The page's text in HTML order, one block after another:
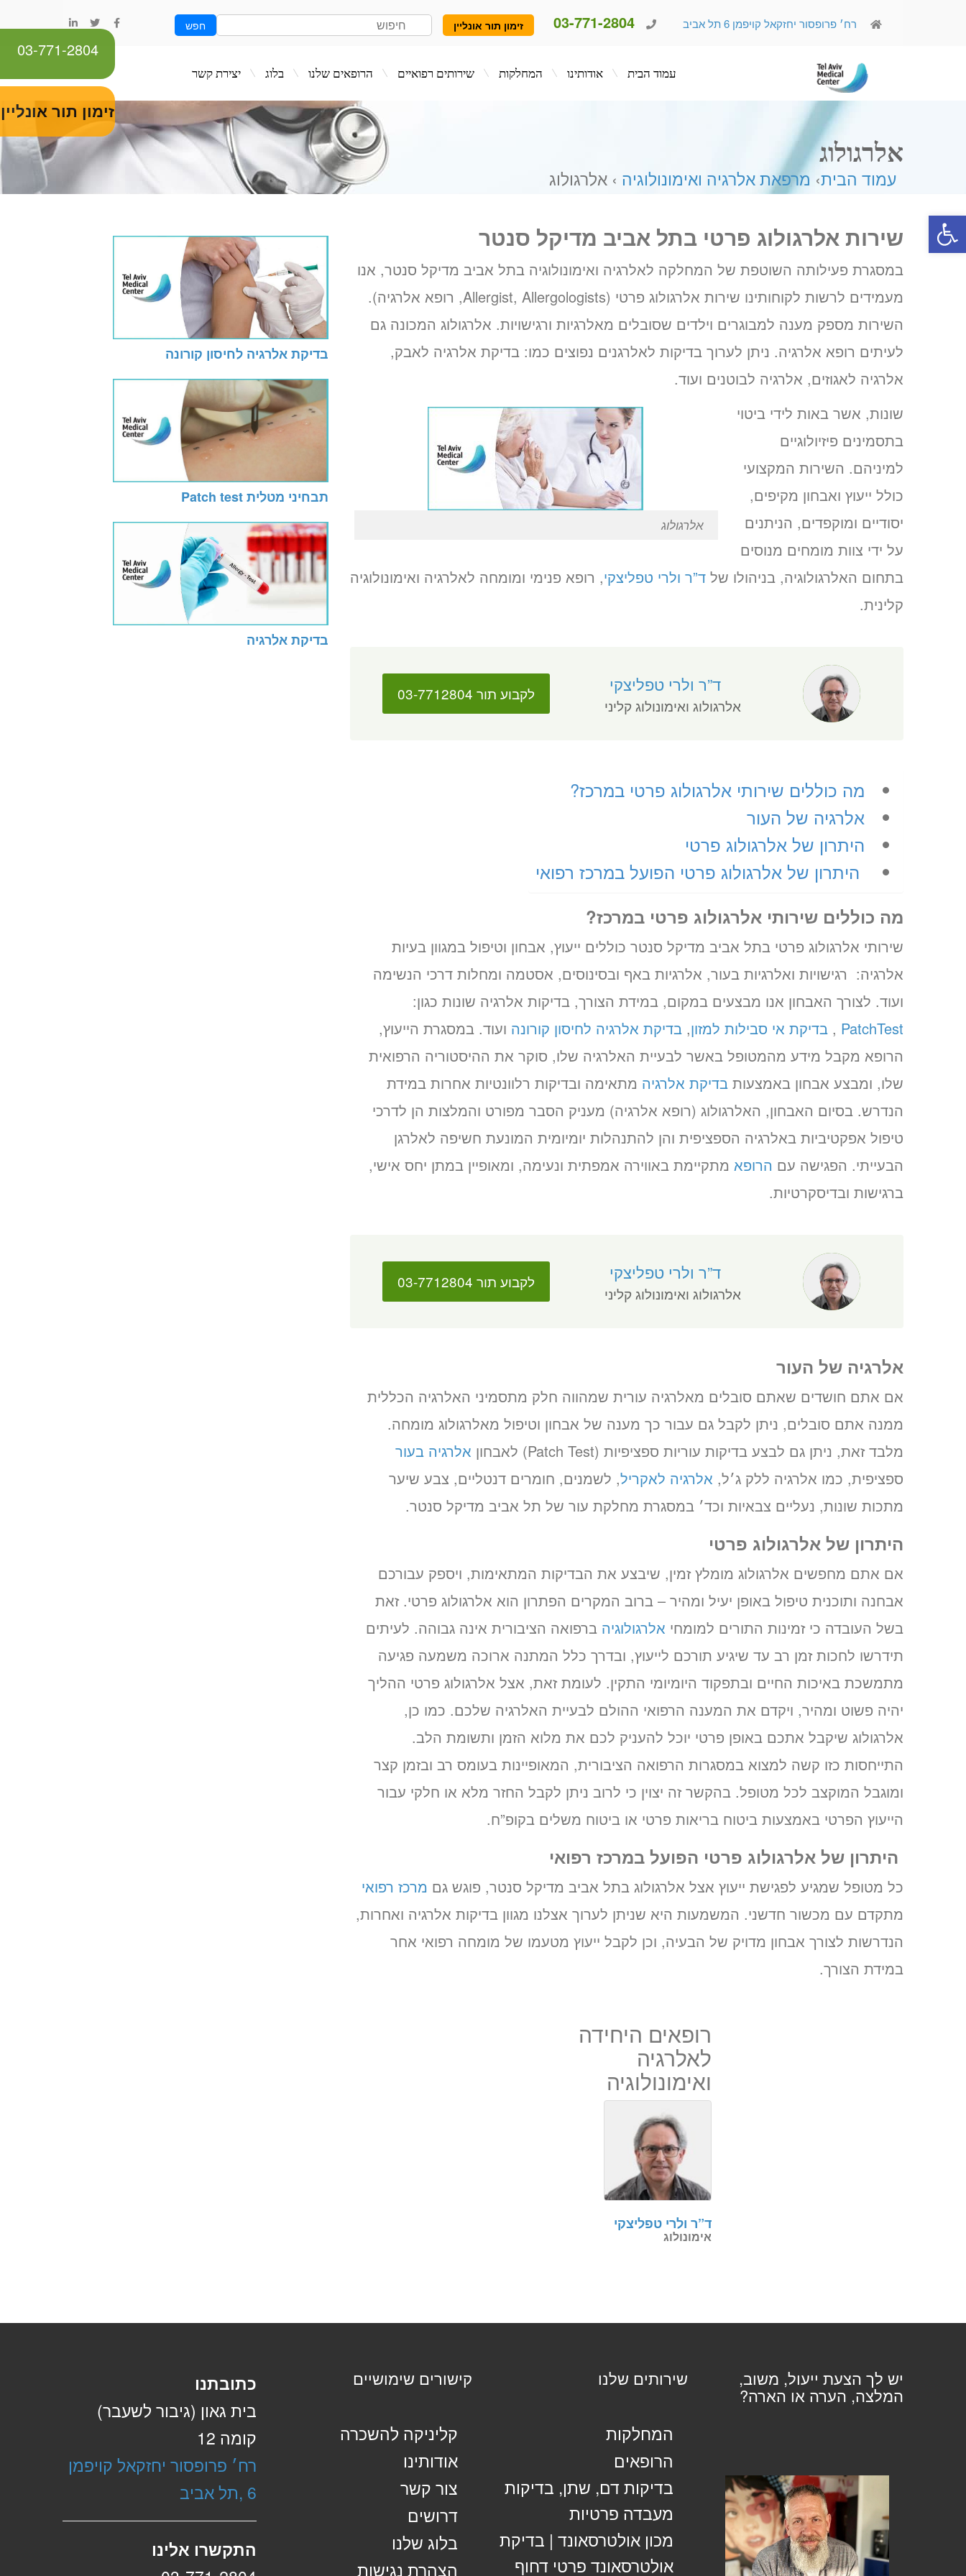
פתח סרגל נגישות
רח׳ פרופסור יחזקאל קויפמן 6 תל אביב 03-771-2804 זימון תור אונליין חפש
אלרגולוג
עמוד הבית› מרפאת אלרגיה ואימונולוגיה › אלרגולוג
שירות אלרגולוג פרטי בתל אביב מדיקל סנטר
במסגרת פעילותה השוטפת של המחלקה לאלרגיה ואימונולוגיה בתל אביב מדיקל סנטר, אנו
מעמידים לרשות לקוחותינו שירות אלרגולוג פרטי (Allergist, Allergologists, רופא אלרגיה).
השירות מספק מענה למבוגרים וילדים שסובלים מאלרגיות ורגישויות. אלרגולוג המכונה גם
לעיתים רופא אלרגיה. ניתן לערוך בדיקות לאלרגנים נפוצים כמו: בדיקת אלרגיה לאבק,
אלרגיה לאגוזים, אלרגיה לבוטנים ועוד.
אלרגולוג
שונות, אשר באות לידי ביטוי
בתסמינים פיזיולוגיים
למיניהם. השירות המקצועי
כולל ייעוץ ואבחון מקיפים,
יסודיים ומוקפדים, הניתנים
על ידי צוות מומחים מנוסים
בתחום האלרגולוגיה, בניהולו של ד”ר ולרי טפליצקי, רופא פנימי ומומחה לאלרגיה ואימונולוגיה
קלינית.
ד”ר ולרי טפליצקי
אלרגולוג ואימונולוג קליני
לקבוע תור 03-7712804
מה כוללים שירותי אלרגולוג פרטי במרכז?
אלרגיה של העור
היתרון של אלרגולוג פרטי
היתרון של אלרגולוג פרטי הפועל במרכז רפואי
מה כוללים שירותי אלרגולוג פרטי במרכז?
שירותי אלרגולוג פרטי בתל אביב מדיקל סנטר כוללים ייעוץ, אבחון וטיפול במגוון בעיות
אלרגיה: רגישויות ואלרגיות בעור, אלרגיות באף ובסינוסים, אסטמה ומחלות דרכי הנשימה
ועוד. לצורך האבחון אנו מבצעים במקום, במידת הצורך, בדיקות אלרגיה שונות כגון:
PatchTest
, בדיקת אי סבילות למזון, בדיקת אלרגיה לחיסון קורונה ועוד. במסגרת הייעוץ,
הרופא מקבל מידע מהמטופל באשר לבעיית האלרגיה שלו, סוקר את ההיסטוריה הרפואית
שלו, ומבצע אבחון באמצעות בדיקת אלרגיה מתאימה ובדיקות רלוונטיות אחרות במידת
הנדרש. בסיום האבחון, האלרגולוג (רופא אלרגיה) מעניק הסבר מפורט והמלצות הן לדרכי
טיפול אפקטיביות באלרגיה הספציפית והן להתנהלות יומיומית המונעת חשיפה לאלרגן
הבעייתי. הפגישה עם הרופא מתקיימת באווירה אמפתית ונעימה, ומאופיין במתן יחס אישי,
ברגישות ובדיסקרטיות.
ד”ר ולרי טפליצקי
אלרגולוג ואימונולוג קליני
לקבוע תור 03-7712804
אלרגיה של העור
אם אתם חושדים שאתם סובלים מאלרגיה עורית שמהווה חלק מתסמיני האלרגיה הכללית
ממנה אתם סובלים, ניתן לקבל גם עבור כך מענה של אבחון וטיפול מאלרגולוג מומחה.
מלבד זאת, ניתן גם לבצע בדיקות עוריות ספציפיות (Patch Test) לאבחון
אלרגיה בעור
ספציפית, כמו אלרגיה ללק ג׳ל, אלרגיה לאקריל, לשמנים, חומרים דנטליים, צבע שיער
מתכות שונות, נעליים צבאיות וכד׳ במסגרת מחלקת עור של תל אביב מדיקל סנטר.
היתרון של אלרגולוג פרטי
אם אתם מחפשים אלרגולוג מומלץ זמין, שיבצע את הבדיקות המתאימות, ויספק עבורכם
אבחנה ותוכנית טיפול באופן יעיל ומהיר – ברוב המקרים הפתרון הוא אלרגולוג פרטי. זאת
בשל העובדה כי זמינות התורים למומחי אלרגולוגיה ברפואה הציבורית אינה גבוהה. לעיתים
תידרשו לחכות זמן רב עד שיגיע תורכם לייעוץ, ובדרך כלל המתנה ארוכה משמעה פגיעה
מתמשכת באיכות החיים ובתפקוד היומיומי התקין. לעומת זאת, אצל אלרגולוג פרטי ההליך
יהיה פשוט ומהיר, ויקדם את המענה הרפואי ההולם לבעיית האלרגיה שלכם. כמו כן,
אלרגולוג שיקבל אתכם באופן פרטי יוכל להעניק לכם את מלוא הזמן ותשומת הלב.
התייחסות כזו קשה למצוא במסגרות הרפואה הציבורית, המאופיינות בעומס רב ובזמן קצר
ומוגבל המוקצב לכל מטופל. בהקשר זה יצוין כי לרוב ניתן לקבל החזר מלא או חלקי עבור
הייעוץ הפרטי באמצעות ביטוח בריאות פרטי או ביטוח משלים בקופ”ח.
היתרון של אלרגולוג פרטי הפועל במרכז רפואי
כל מטופל שמגיע לפגישת ייעוץ אצל אלרגולוג בתל אביב מדיקל סנטר, פוגש גם מרכז רפואי
מתקדם עם מכשור חדשני. המשמעות היא שניתן לערוך אצלנו מגוון בדיקות אלרגיה ואחרות,
הנדרשות לצורך אבחון מדויק של הבעיה, וכן לקבל ייעוץ מטעמו של מומחה רפואי אחר
במידת הצורך.
רופאים היחידה
לאלרגיה
ואימונולוגיה
ד”ר ולרי טפליצקי
אימונולוג
בדיקת אלרגיה לחיסון קורונה
תבחיני מטלית Patch test
בדיקת אלרגיה
יש לך הצעת ייעול, משוב,
המלצה, הערה או הארה?
שירותים שלנו
המחלקות
הרופאים
בדיקות דם, שתן, בדיקות
מעבדה פרטיות
מכון אולטרסאונד | בדיקת
אולטרסאונד פרטי דחוף
קישורים שימושיים
קליניקה להשכרה
אודותינו
צור קשר
דרושים
בלוג שלנו
הצהרת נגישות
זימון תור אונליין
03-771-2804
כתובתנו
בית גאון (גיבור לשעבר)
קומה 12
רח׳ פרופסור יחזקאל קויפמן
6 ,תל אביב
התקשרו אלינו